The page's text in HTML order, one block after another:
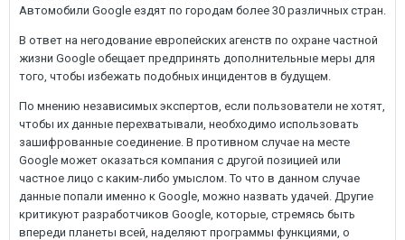
Автомобили Google ездят по городам более 30 различных стран.
В ответ на негодование европейских агенств по охране частной
жизни Google обещает предпринять дополнительные меры для
того, чтобы избежать подобных инцидентов в будущем.
По мнению независимых экспертов, если пользователи не хотят,
чтобы их данные перехватывали, необходимо использовать
зашифрованные соединение. В противном случае на месте
Google может оказаться компания с другой позицией или
частное лицо с каким-либо умыслом. То что в данном случае
данные попали именно к Google, можно назвать удачей. Другие
критикуют разработчиков Google, которые, стремясь быть
впереди планеты всей, наделяют программы функциями, о